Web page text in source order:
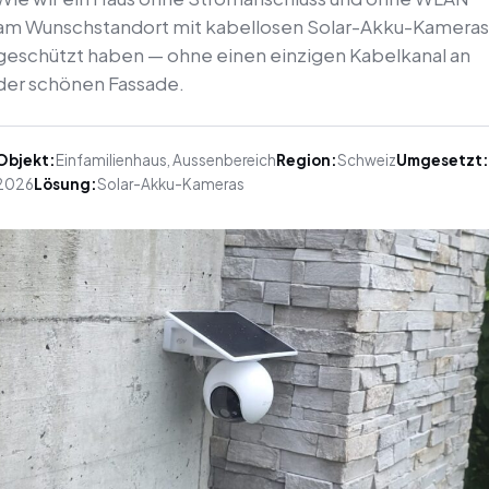
Wunschstandort mit kabellosen Solar-Akku-Kameras
haben — ohne einen einzigen Kabelkanal an
schönen Fassade.
Einfamilienhaus, AussenbereichRegion:SchweizUmgesetzt:
Lösung:Solar-Akku-Kameras